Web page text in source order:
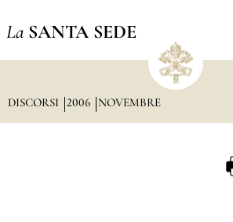
La SANTA SEDE
DISCORSI 2006 NOVEMBRE